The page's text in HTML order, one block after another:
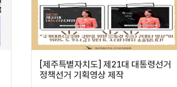
[제주특별자치도] 제21대 대통령선거
정책선거 기획영상 제작